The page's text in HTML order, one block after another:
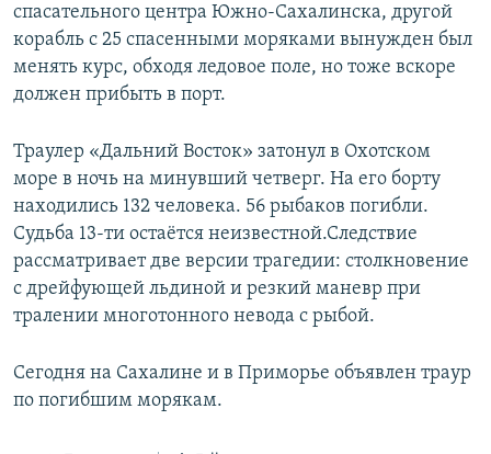
спасательного центра Южно-Сахалинска, другой
корабль с 25 спасенными моряками вынужден был
менять курс, обходя ледовое поле, но тоже вскоре
должен прибыть в порт.
Траулер «Дальний Восток» затонул в Охотском
море в ночь на минувший четверг. На его борту
находились 132 человека. 56 рыбаков погибли.
Судьба 13-ти остаётся неизвестной.Следствие
рассматривает две версии трагедии: столкновение
с дрейфующей льдиной и резкий маневр при
тралении многотонного невода с рыбой.
Сегодня на Сахалине и в Приморье объявлен траур
по погибшим морякам.